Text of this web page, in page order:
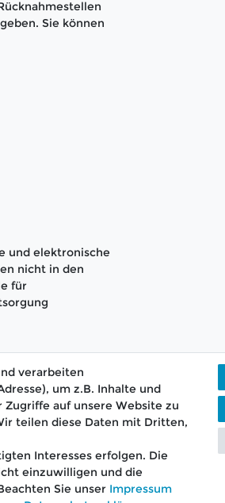
Sie können
und elektronische
nicht in den
für
ab 75 €📞 Kostenlose
verarbeiten
um z.B. Inhalte und
auf unsere Website zu
teilen diese Daten mit Dritten,
Interesses erfolgen. Die
einzuwilligen und die
Sie unser Impressum